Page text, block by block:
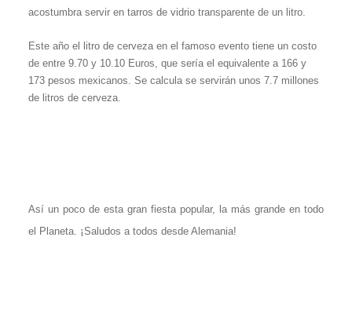
acostumbra servir en tarros de vidrio transparente de un litro.
Este año el litro de cerveza en el famoso evento tiene un costo
de entre 9.70 y 10.10 Euros, que sería el equivalente a 166 y
173 pesos mexicanos. Se calcula se servirán unos 7.7 millones
de litros de cerveza.
Así un poco de esta gran fiesta popular, la más grande en todo
el Planeta. ¡Saludos a todos desde Alemania!